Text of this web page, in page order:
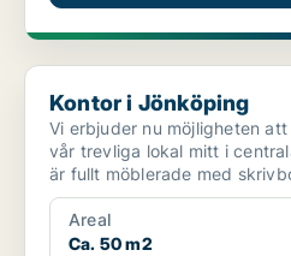
Kontor i Jönköping
Kontor i Jönköping
Vi erbjuder nu möjligheten
vår trevliga lokal mitt i centrala
är fullt möblerade med
Areal
Ca. 50 m2